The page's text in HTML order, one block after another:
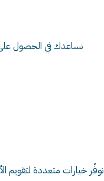
نساعدك في الحصول
نوفّر خيارات متعددة لتقويم